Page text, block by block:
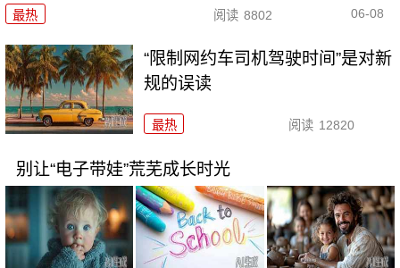
最热 阅读 8802 06-08
“限制网约车司机驾驶时间”是对新
规的误读
最热 阅读 12820
别让“电子带娃”荒芜成长时光